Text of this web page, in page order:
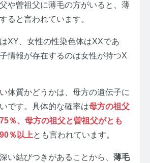
や曽祖父に薄毛の方がいると、薄
ると言われています。
XY、女性の性染色体はXXであ
情報が存在するのは女性が持つX
体質かどうかは、母方の遺伝子に
です。具体的な確率は母方の祖父
％、母方の祖父と曽祖父がとも
％以上とも言われています。
い結びつきがあることから、 薄毛